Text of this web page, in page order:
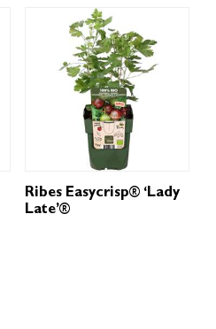
Ribes Easycrisp® ‘Lady
Late’®